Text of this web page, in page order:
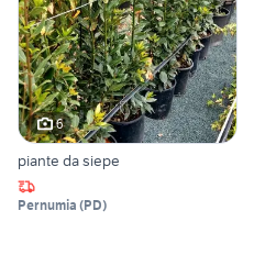
6
piante da siepe
Pernumia (PD)